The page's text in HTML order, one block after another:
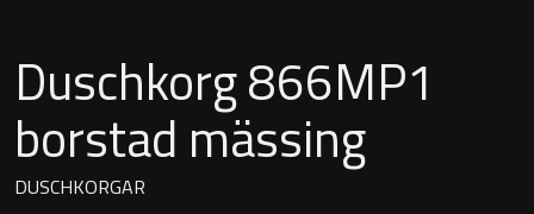
Underlimmat handfat
Handfat med piedestal
Stockholm
Duschkorg 866MP1
borstad mässing
DUSCHKORGAR